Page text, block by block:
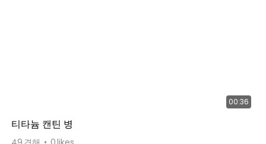
00:36
티타늄 캔틴 병